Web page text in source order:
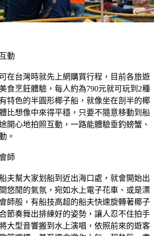
在台灣時就先上網購買行程，目前各旅遊
食烹飪體驗，每人約為790元就可玩到2種
特色的半圓形椰子船，就像坐在剖半的椰
比想像中來得平穩，只要不隨意移動到船
開心地拍照互動，一路能體驗垂釣螃蟹、
夫幫大家划船到近出海口處，就會開始出
悠閒的氣氛，宛如水上電子花車、或是漂
師般，有船技高超的船夫快速旋轉著椰子
節奏舞出排練好的姿勢，讓人忍不住拍手